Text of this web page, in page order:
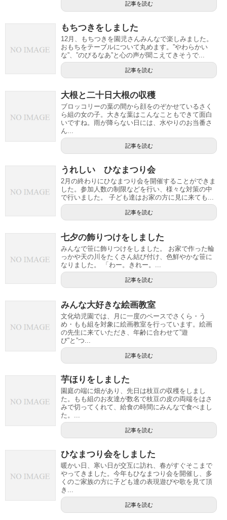
記事を読む
もちつきをしました
12月、もちつきを園児さんみんなで楽しみました。
おもちをテーブルについて丸めます。”やわらかい
な”、”のびるなあ”と心の声が聞こえてきそうで...
記事を読む
大根と二十日大根の収穫
ブロッコリーの葉の間から顔をのぞかせているさく
ら組の女の子。大きな葉はこんなこともできて面白
いですね。雨が降らない日には、水やりのお当番さ
ん...
記事を読む
うれしい ひなまつり会
2月の終わりにひなまつり会を開催することができま
した。参加人数の制限などを行い、様々な対策の中
で行いました。 子ども達はお家の方に見に来ても...
記事を読む
七夕の飾りつけをしました
みんなで笹に飾りつけをしました。 お家で作った輪
っかや天の川をたくさん結び付け、色鮮やかな笹に
なりました。 「わー。きれー。...
記事を読む
みんな大好きな絵画教室
文化幼児園では、月に一度のペースでさくら・う
め・もも組を対象に絵画教室を行っています。絵画
の先生に来ていただき、年齢に合わせて”遊
び”と”つ...
記事を読む
芋ほりをしました
園庭の端に畑があり、先日は枝豆の収穫をしまし
た。もも組のお友達が数名で枝豆の皮の両端をはさ
みで切ってくれて、給食の時間にみんなで食べまし
た。...
記事を読む
ひなまつり会をしました
暖かい日、寒い日が交互に訪れ、春がすぐそこまで
やってきました。今年もひなまつり会を開催し、多
くのご家族の方に子ども達の表現遊びや歌を見て頂
き...
記事を読む